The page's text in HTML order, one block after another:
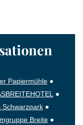
Papiermühle ●
●
Schwarzpark ●
Breite ●